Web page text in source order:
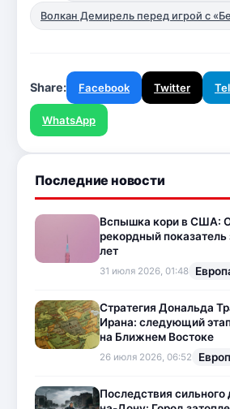
Волкан Демирель перед игрой с
Share: Facebook Twitter
WhatsApp
Последние новости
Вспышка кори в США:
рекордный показатель
лет
31 июля 2026, 01:48
Стратегия Дональда
Ирана: следующий
на Ближнем Востоке
26 июля 2026, 06:52
Последствия